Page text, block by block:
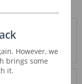
aus tropischen
mehr
However, we
brings some
it.